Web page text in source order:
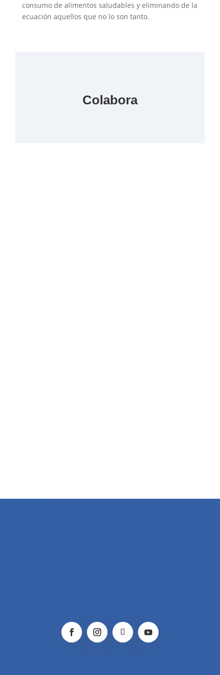
consumo de alimentos saludables y eliminando de la
ecuación aquellos que no lo son tanto.
Colabora